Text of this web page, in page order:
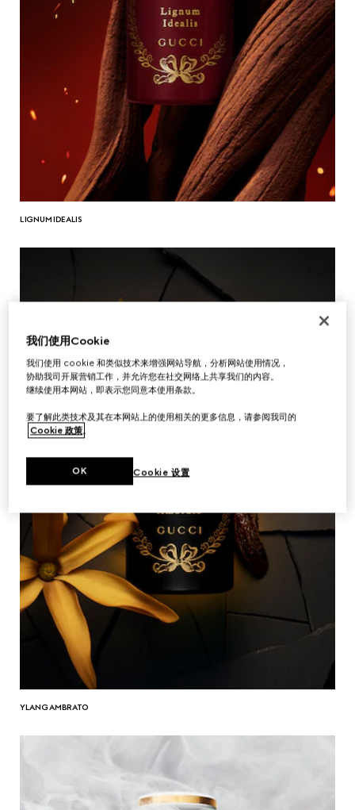
LIGNUM IDEALIS
YLANG AMBRATO
我们使用Cookie
我们使用 cookie 和类似技术来增强网站导航，分析网站使用情况，
协助我司开展营销工作，并允许您在社交网络上共享我们的内容。
继续使用本网站，即表示您同意本使用条款。
要了解此类技术及其在本网站上的使用相关的更多信息，请参阅我司的
Cookie 政策。
Cookie 设置
OK